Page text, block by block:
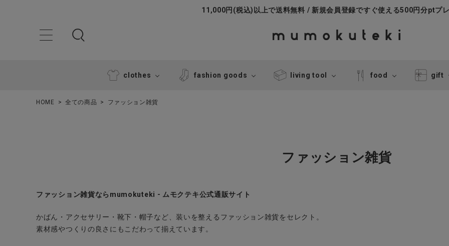
11,000円(税込)以上で送料無料 / 新規会員登録ですぐ使える500円分ptプ
clothes fashion goods living tool food gift
ようこそ ゲスト 様
HOME 全ての商品 ファッション雑貨
ファッション雑貨
ファッション雑貨ならmumokuteki - ムモクテキ公式通販サイト
かばん・アクセサリー・靴下・帽子など、装いを整えるファッション雑貨をセレクト。
素材感やつくりの良さにもこだわって揃えています。